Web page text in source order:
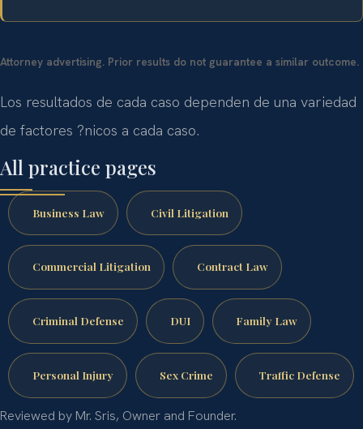
Attorney advertising. Prior results do not guarantee a similar outcome.
Los resultados de cada caso dependen de una variedad
de factores ?nicos a cada caso.
All practice pages
Business Law Civil Litigation
Commercial Litigation Contract Law
Criminal Defense DUI Family Law
Personal Injury Sex Crime Traffic Defense
Reviewed by Mr. Sris, Owner and Founder.